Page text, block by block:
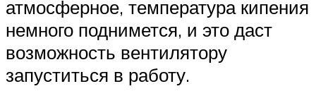
атмосферное, температура кипения
немного поднимется, и это даст
возможность вентилятору
запуститься в работу.